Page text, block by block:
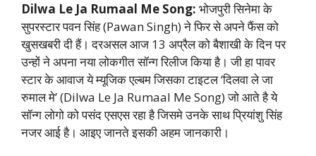
Dilwa Le Ja Rumaal Me Song: भोजपुरी सिनेमा के
सुपरस्टार पवन सिंह (Pawan Singh) ने फिर से अपने फैंस को
खुसखबरी दी हैं। दरअसल आज 13 अप्रैल को बैशाखी के दिन पर
उन्हों ने अपना नया लोकगीत सॉन्ग रिलीज किया है। जी हा पावर
स्टार के आवाज ये म्यूजिक एल्बम जिसका टाइटल ‘दिलवा ले जा
रुमाल मे’ (Dilwa Le Ja Rumaal Me Song) जो आते है ये
सॉन्ग लोगो को पसंद एसएस रहा है जिसमे उनके साथ प्रियांशु सिंह
नजर आई है। आइए जानते इसकी अहम जानकारी।